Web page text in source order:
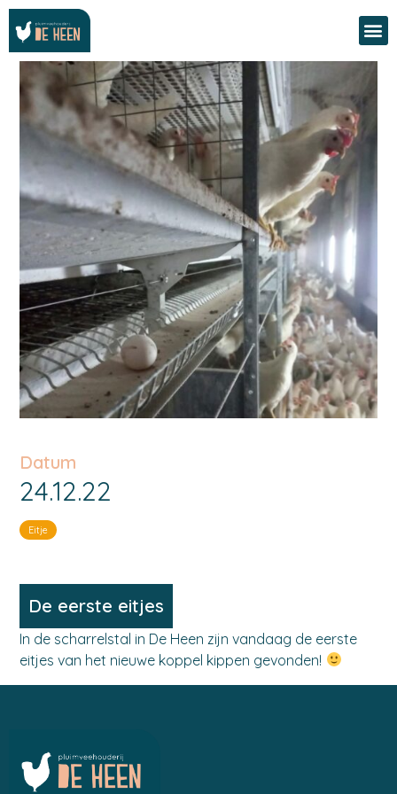
Datum
24.12.22
Eitje
De eerste eitjes
In de scharrelstal in De Heen zijn vandaag de eerste
eitjes van het nieuwe koppel kippen gevonden!